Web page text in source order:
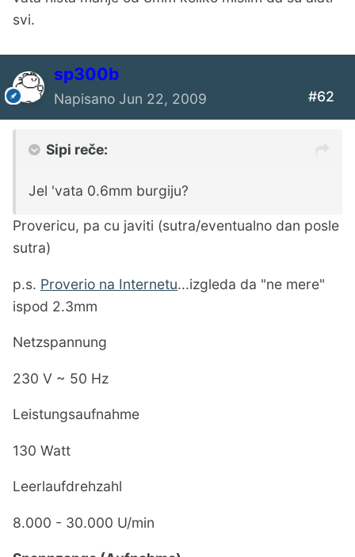
svi.
sp300b
Napisano Jun 22, 2009 #62
Sipi reče:
Jel 'vata 0.6mm burgiju?
Provericu, pa cu javiti (sutra/eventualno dan posle
sutra)
p.s. Proverio na Internetu...izgleda da "ne mere"
ispod 2.3mm
Netzspannung
230 V ~ 50 Hz
Leistungsaufnahme
130 Watt
Leerlaufdrehzahl
8.000 - 30.000 U/min